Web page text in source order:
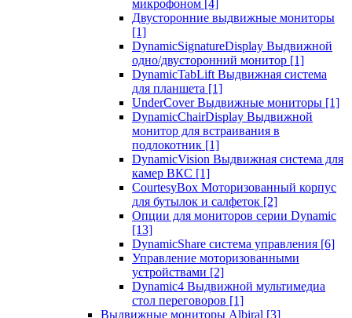
микрофоном [4]
Двусторонние выдвижные мониторы
[1]
DynamicSignatureDisplay Выдвижной
одно/двусторонний монитор [1]
DynamicTabLift Выдвижная система
для планшета [1]
UnderCover Выдвижные мониторы [1]
DynamicChairDisplay Выдвижной
монитор для встраивания в
подлокотник [1]
DynamicVision Выдвижная система для
камер ВКС [1]
CourtesyBox Моторизованный корпус
для бутылок и салфеток [2]
Опции для мониторов серии Dynamic
[13]
DynamicShare система управления [6]
Управление моторизованными
устройствами [2]
Dynamic4 Выдвижной мультимедиа
стол переговоров [1]
Выдвижные мониторы Albiral [3]